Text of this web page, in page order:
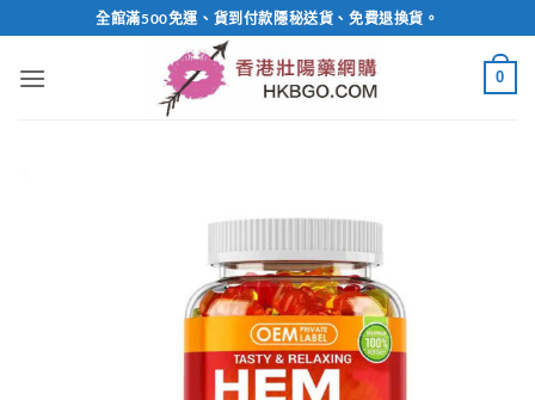
to
content
全館滿500免運、貨到付款隱秘送貨、免費退換貨。
0